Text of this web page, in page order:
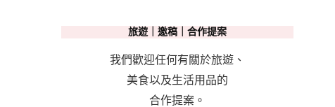
旅遊｜邀稿｜合作提案
我們歡迎任何有關於旅遊、
美食以及生活用品的
合作提案。